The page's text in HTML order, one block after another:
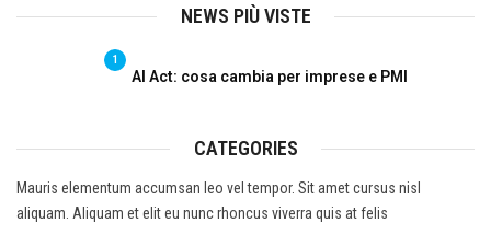
NEWS PIÙ VISTE
1
AI Act: cosa cambia per imprese e PMI
CATEGORIES
Mauris elementum accumsan leo vel tempor. Sit amet cursus nisl
aliquam. Aliquam et elit eu nunc rhoncus viverra quis at felis